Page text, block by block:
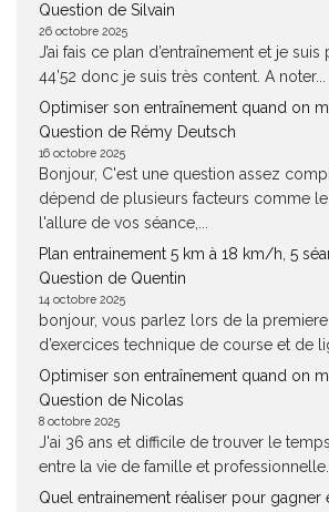
Question de Silvain
26 octobre 2025
J’ai fais ce plan d’entraînement et je suis
44’52 donc je suis très content. A noter...
Optimiser son entraînement quand on
Question de Rémy Deutsch
16 octobre 2025
Bonjour, C'est une question assez
dépend de plusieurs facteurs comme le
l'allure de vos séance,...
Plan entrainement 5 km à 18 km/h, 5
Question de Quentin
14 octobre 2025
bonjour, vous parlez lors de la premiere
d’exercices technique de course et de
Optimiser son entraînement quand on
Question de Nicolas
8 octobre 2025
J'ai 36 ans et difficile de trouver le
entre la vie de famille et professionnelle.
Quel entrainement réaliser pour gagner